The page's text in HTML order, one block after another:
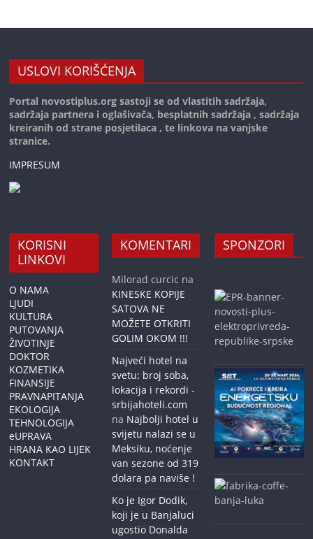
USLOVI KORIŠĆENJA
Portal novostiplus.org sastoji se od vlastitih sadržaja,
sadržaja partnera i oglašivača, besplatnih sadržaja , sadržaja
kreiranih od strane posjetilaca , te linkova na vanjske
stranice.
IMPRESUM
KORISNI
LINKOVI
O NAMA
LJUDI
KULTURA
PUTOVANJA
ŽIVOTINJE
DOKTOR
KOZMETIKA
FINANSIJE
PRAVNAPITANJA
EKOLOGIJA
TEHNOLOGIJA
eUPRAVA
HRANA KAO LIJEK
KONTAKT
KOMENTARI
Milorad curcic na
KINESKE KOPIJE
SATOVA NE
MOŽETE OTKRITI
GOLIM OKOM !!!
Najveći hotel na
svetu: broj soba,
lokacija i rekordi -
srbijahoteli.com
na Najbolji hotel u
svijetu nalazi se u
Meksiku, noćenje
van sezone od 319
dolara pa naviše !
Ko je Igor Dodik,
koji je u Banjaluci
ugostio Donalda
SPONZORI